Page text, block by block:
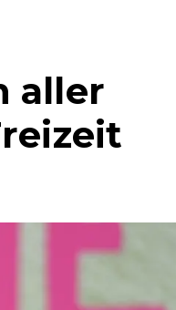
aller